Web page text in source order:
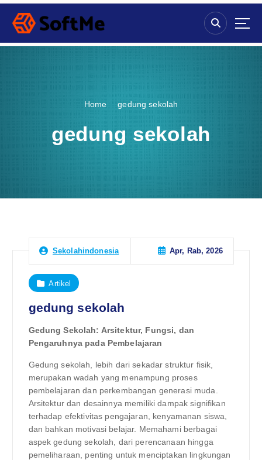
S
p
Home gedung sekolah
gedung sekolah
Sekolahindonesia Apr, Rab, 2026
Artikel
gedung sekolah
Gedung Sekolah: Arsitektur, Fungsi, dan
Pengaruhnya pada Pembelajaran
Gedung sekolah, lebih dari sekadar struktur fisik,
merupakan wadah yang menampung proses
pembelajaran dan perkembangan generasi muda.
Arsitektur dan desainnya memiliki dampak signifikan
terhadap efektivitas pengajaran, kenyamanan siswa,
dan bahkan motivasi belajar. Memahami berbagai
aspek gedung sekolah, dari perencanaan hingga
pemeliharaan, penting untuk menciptakan lingkungan